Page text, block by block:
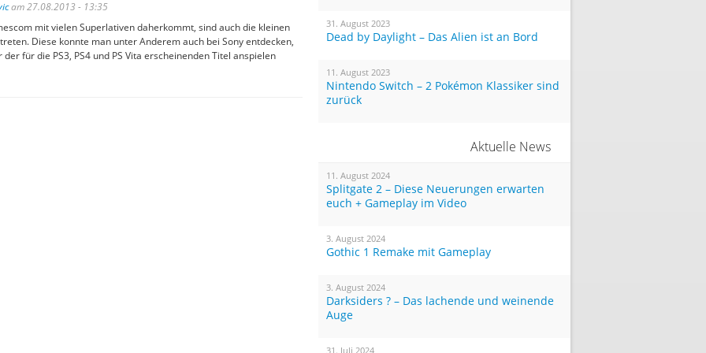
am 27.08.2013 - 13:35
mit vielen Superlativen daherkommt, sind auch die kleinen
Diese konnte man unter Anderem auch bei Sony entdecken,
für die PS3, PS4 und PS Vita erscheinenden Titel anspielen
31. August 2023
Dead by Daylight – Das Alien ist an Bord
11. August 2023
Nintendo Switch – 2 Pokémon Klassiker sind
zurück
Aktuelle News
11. August 2024
Splitgate 2 – Diese Neuerungen erwarten
euch + Gameplay im Video
3. August 2024
Gothic 1 Remake mit Gameplay
3. August 2024
Darksiders ? – Das lachende und weinende
Auge
31. Juli 2024